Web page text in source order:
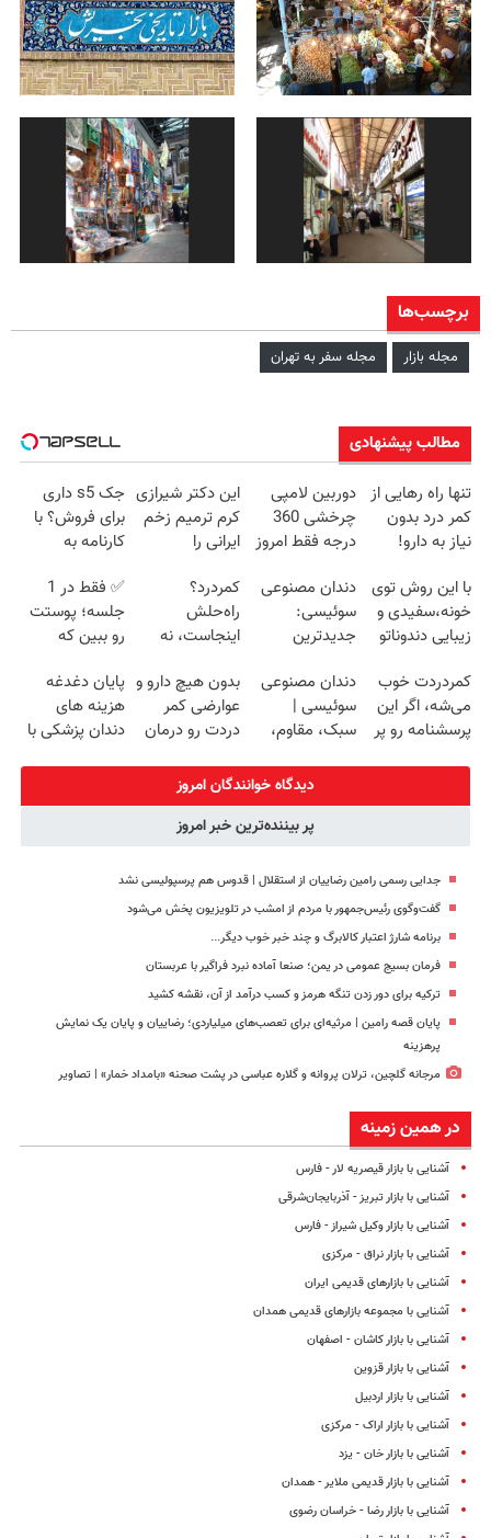
برچسب‌ها
مجله بازار مجله سفر به تهران
مطالب پیشنهادی
تنها راه رهایی از
کمر درد بدون
نیاز به دارو!
دوربین لامپی
چرخشی 360
درجه فقط امروز
پرداخت درب
منزل
این دکتر شیرازی
کرم ترمیم زخم
ایرانی را
جک s5 داری
برای فروش؟ با
کارنامه به
بفروش!
با این روش توی
خونه،سفیدی و
زیبایی دندوناتو
(40%off)
دندان مصنوعی
سوئیسی:
جدیدترین
سبک و مقاوم |
پرداخت قسطی
کمردرد؟
راه‌حلش
اینجاست، نه
✅ فقط در 1
جلسه؛ پوستت
رو ببین که
می‌شه
کمردردت خوب
می‌شه، اگر این
پرسشنامه رو پر
دندان مصنوعی
سوئیسی |
سبک، مقاوم،
رایگان+پرداخت
اقساطی😍
بدون هیچ دارو و
عوارضی کمر
دردت رو درمان
(پرسش‌نامه)
پایان دغدغه
هزینه های
دندان پزشکی با
دیدگاه خوانندگان امروز
پر بیننده‌ترین خبر امروز
جدایی رسمی رامین رضاییان از استقلال | قدوس هم پرسپولیسی نشد
گفت‌وگوی رئیس‌جمهور با مردم از امشب در تلویزیون پخش می‌شود
برنامه شارژ اعتبار کالابرگ و چند خبر خوب دیگر...
فرمان بسیج عمومی در یمن؛ صنعا آماده نبرد فراگیر با عربستان
ترکیه برای دور زدن تنگه هرمز و کسب درآمد از آن، نقشه کشید
پایان قصه رامین | مرثیه‌ای برای تعصب‌های میلیاردی؛ رضاییان و پایان یک نمایش
پرهزینه
مرجانه گلچین، ترلان پروانه و گلاره عباسی در پشت صحنه «بامداد خمار» | تصاویر
در همین زمینه
آشنایی با بازار قیصریه لار - فارس
آشنایی با بازار تبریز - آذربایجان‌شرقی
آشنایی با بازار وکیل شیراز - فارس
آشنایی با بازار نراق - مرکزی
آشنایی با بازارهای قدیمی ایران
آشنایی با مجموعه بازارهای قدیمی همدان
آشنایی با بازار کاشان - اصفهان
آشنایی با بازار قزوین
آشنایی با بازار اردبیل
آشنایی با بازار اراک - مرکزی
آشنایی با بازار خان - یزد
آشنایی با بازار قدیمی ملایر - همدان
آشنایی با بازار رضا - خراسان رضوی